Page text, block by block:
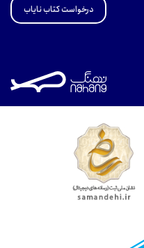
درخواست کتاب نایاب